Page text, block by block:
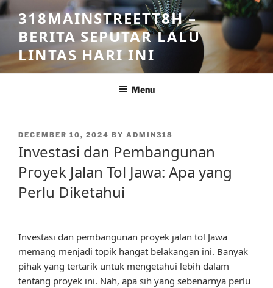
Skip
to
content
318MAINSTREETT8H –
BERITA SEPUTAR LALU
LINTAS HARI INI
Menu
POSTED
DECEMBER 10, 2024 BY ADMIN318
Investasi dan Pembangunan
Proyek Jalan Tol Jawa: Apa yang
Perlu Diketahui
Investasi dan pembangunan proyek jalan tol Jawa
memang menjadi topik hangat belakangan ini. Banyak
pihak yang tertarik untuk mengetahui lebih dalam
tentang proyek ini. Nah, apa sih yang sebenarnya perlu